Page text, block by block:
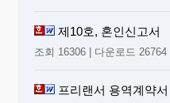
제10호, 혼인신고서
조회 16306 | 다운로드 26764
프리랜서 용역계약서